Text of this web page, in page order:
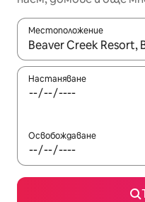
Местоположение
Когато резултатите
Настаняване
Освобождаване